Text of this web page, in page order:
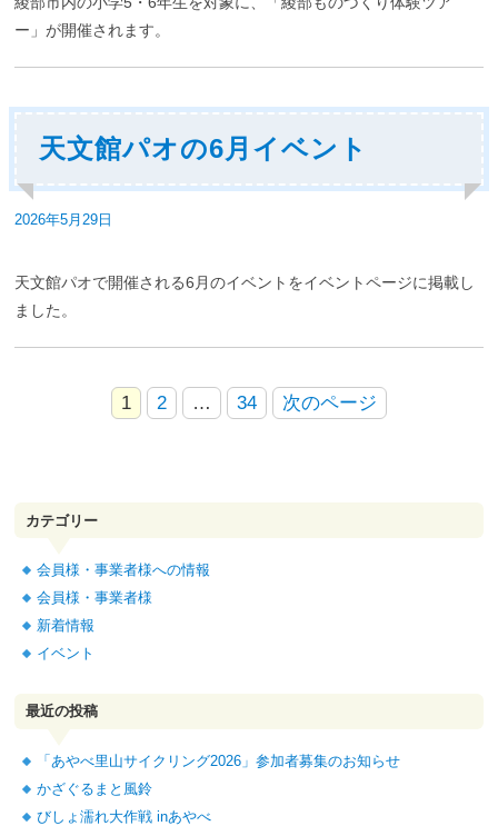
ー」が開催されます。
天文館パオの6月イベント
投
2026年5月29日
天文館パオで開催される6月のイベントをイベントページに掲載し
ました。
ジ
1 2 … 34 次のページ
カテゴリー
会員様・事業者様への情報
会員様・事業者様
新着情報
イベント
最近の投稿
「あやべ里山サイクリング2026」参加者募集のお知らせ
かざぐるまと風鈴
びしょ濡れ大作戦 inあやべ